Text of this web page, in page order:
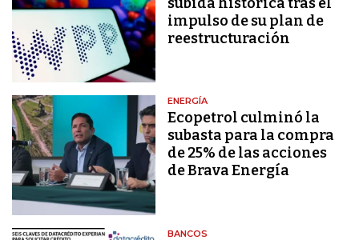
impulso de su plan de
reestructuración
ENERGÍA
Ecopetrol culminó la
subasta para la compra
de 25% de las acciones
de Brava Energía
BANCOS